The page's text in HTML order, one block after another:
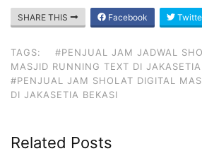
SHARE THIS Facebook
TAGS:
#PENJUAL JAM JADWAL
MASJID RUNNING TEXT DI
#PENJUAL JAM SHOLAT DIGITAL
DI JAKASETIA BEKASI
Related Posts